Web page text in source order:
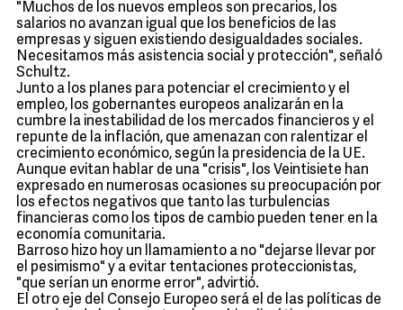
"Muchos de los nuevos empleos son precarios, los
salarios no avanzan igual que los beneficios de las
empresas y siguen existiendo desigualdades sociales.
Necesitamos más asistencia social y protección", señaló
Schultz.
Junto a los planes para potenciar el crecimiento y el
empleo, los gobernantes europeos analizarán en la
cumbre la inestabilidad de los mercados financieros y el
repunte de la inflación, que amenazan con ralentizar el
crecimiento económico, según la presidencia de la UE.
Aunque evitan hablar de una "crisis", los Veintisiete han
expresado en numerosas ocasiones su preocupación por
los efectos negativos que tanto las turbulencias
financieras como los tipos de cambio pueden tener en la
economía comunitaria.
Barroso hizo hoy un llamamiento a no "dejarse llevar por
el pesimismo" y a evitar tentaciones proteccionistas,
"que serían un enorme error", advirtió.
El otro eje del Consejo Europeo será el de las políticas de